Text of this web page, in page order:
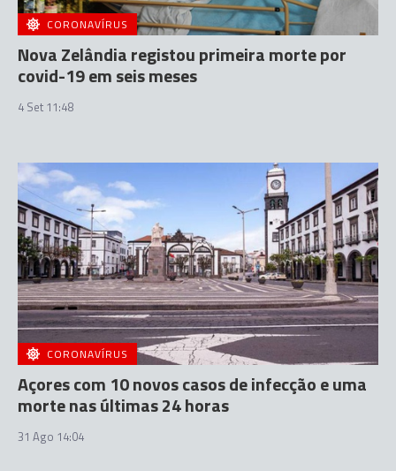
CORONAVÍRUS
Nova Zelândia registou primeira morte por
covid-19 em seis meses
4 Set 11:48
CORONAVÍRUS
Açores com 10 novos casos de infecção e uma
morte nas últimas 24 horas
31 Ago 14:04